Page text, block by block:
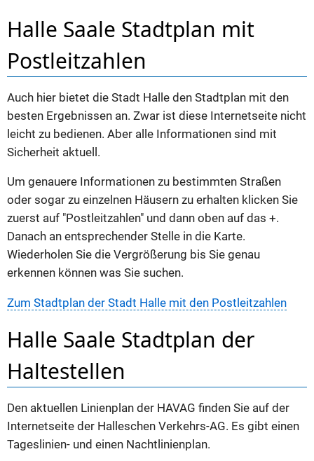
Halle Saale Stadtplan mit
Postleitzahlen
Auch hier bietet die Stadt Halle den Stadtplan mit den
besten Ergebnissen an. Zwar ist diese Internetseite nicht
leicht zu bedienen. Aber alle Informationen sind mit
Sicherheit aktuell.
Um genauere Informationen zu bestimmten Straßen
oder sogar zu einzelnen Häusern zu erhalten klicken Sie
zuerst auf "Postleitzahlen" und dann oben auf das +.
Danach an entsprechender Stelle in die Karte.
Wiederholen Sie die Vergrößerung bis Sie genau
erkennen können was Sie suchen.
Zum Stadtplan der Stadt Halle mit den Postleitzahlen
Halle Saale Stadtplan der
Haltestellen
Den aktuellen Linienplan der HAVAG finden Sie auf der
Internetseite der Halleschen Verkehrs-AG. Es gibt einen
Tageslinien- und einen Nachtlinienplan.